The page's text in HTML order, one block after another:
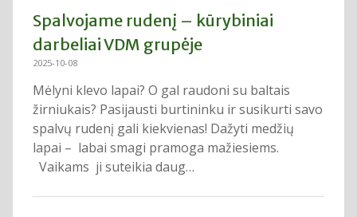
Spalvojame rudenį – kūrybiniai
darbeliai VDM grupėje
2025-10-08
Mėlyni klevo lapai? O gal raudoni su baltais
žirniukais? Pasijausti burtininku ir susikurti savo
spalvų rudenį gali kiekvienas! Dažyti medžių
lapai – labai smagi pramoga mažiesiems.
Vaikams ji suteikia daug…